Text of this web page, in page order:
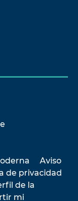
Aviso
de privacidad
de la
mi